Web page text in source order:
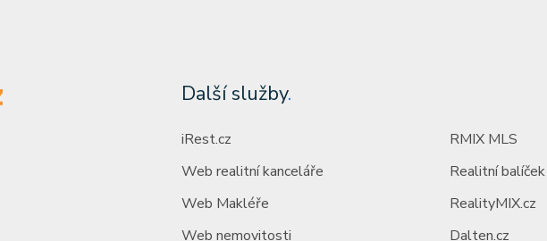
Další služby.
iRest.cz
Web realitní kanceláře
Web Makléře
Web nemovitosti
RMIX MLS
Realitní balíček
RealityMIX.cz
Dalten.cz